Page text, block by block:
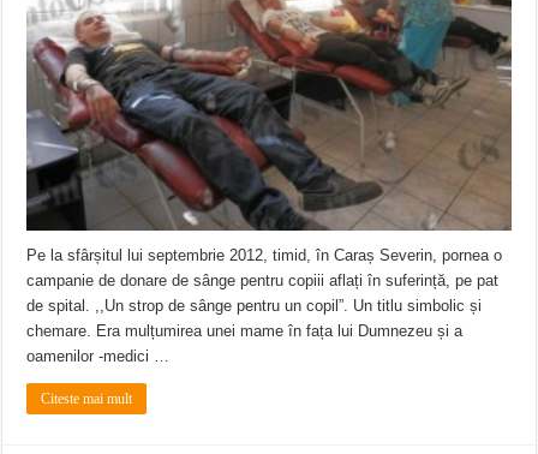
Pe la sfârșitul lui septembrie 2012, timid, în Caraș Severin, pornea o
campanie de donare de sânge pentru copiii aflați în suferință, pe pat
de spital. ,,Un strop de sânge pentru un copil”. Un titlu simbolic și
chemare. Era mulțumirea unei mame în fața lui Dumnezeu și a
oamenilor -medici …
Citeste mai mult